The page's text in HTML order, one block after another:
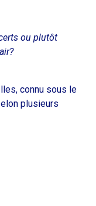
ou plutôt
connu sous le
plusieurs